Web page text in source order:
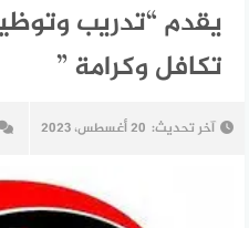
يقدم “تدريب
تكافل وكرامة ”
آخر تحديث: 20 أغسطس، 2023